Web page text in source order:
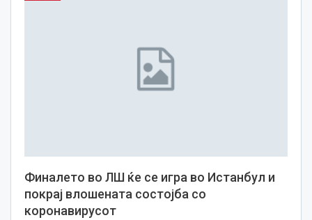
Финалето во ЛШ ќе се игра во Истанбул и
покрај влошената состојба со
коронавирусот